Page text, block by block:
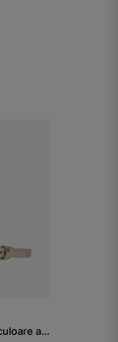
Curea îngustă culoare aurie damă